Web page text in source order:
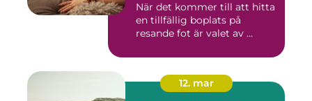
När det kommer till att hitta
en tillfällig boplats på
resande fot är valet av ...
12. mar